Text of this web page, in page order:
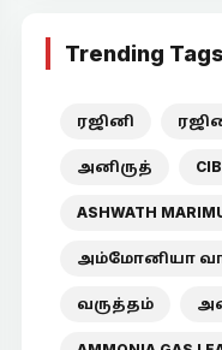
Trending Tags
ரஜினி
அனிருத்
ASHWATH
அம்மோனியா
வருத்தம்